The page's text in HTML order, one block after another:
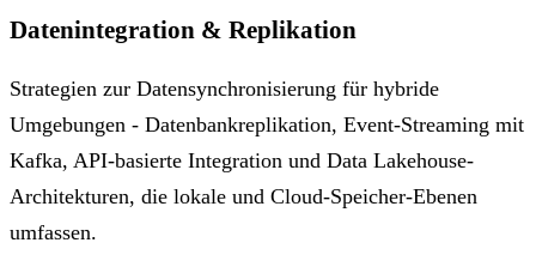
Datenintegration & Replikation
Strategien zur Datensynchronisierung für hybride
Umgebungen - Datenbankreplikation, Event-Streaming mit
Kafka, API-basierte Integration und Data Lakehouse-
Architekturen, die lokale und Cloud-Speicher-Ebenen
umfassen.